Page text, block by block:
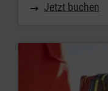
Jetzt buchen